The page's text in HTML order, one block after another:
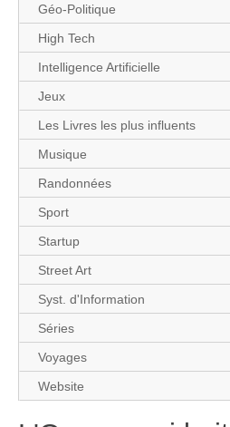
Géo-Politique
High Tech
Intelligence Artificielle
Jeux
Les Livres les plus influents
Musique
Randonnées
Sport
Startup
Street Art
Syst. d'Information
Séries
Voyages
Website